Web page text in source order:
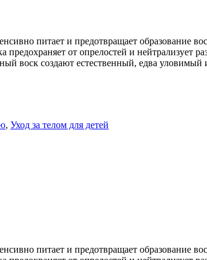
питает и предотвращает образование
от опрелостей и нейтрализует
воск создают естественный, едва
, Уход за телом для детей
питает и предотвращает образование